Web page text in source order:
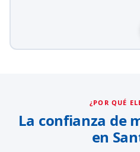
¿POR QUÉ
La confianza de
en